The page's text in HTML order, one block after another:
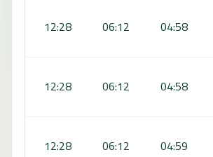
04:58
06:12
12:28
04:58
06:12
12:28
04:59
06:12
12:28